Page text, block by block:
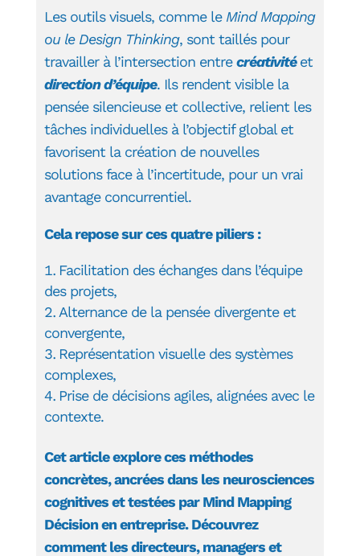
Les outils visuels, comme le Mind Mapping
ou le Design Thinking, sont taillés pour
travailler à l’intersection entrecréativité et
direction d’équipe. Ils rendent visible la
pensée silencieuse et collective, relient les
tâches individuelles à l’objectif global et
favorisent la création de nouvelles
solutions face à l’incertitude, pour un vrai
avantage concurrentiel.
Cela repose sur ces quatre piliers :
Facilitation des échanges dans l’équipe
des projets,
Alternance de la pensée divergente et
convergente,
Représentation visuelle des systèmes
complexes,
Prise de décisions agiles, alignées avec le
contexte.
Cet article explore ces méthodes
concrètes, ancrées dans les neurosciences
cognitives et testées par Mind Mapping
Décision en entreprise. Découvrez
comment les directeurs, managers et